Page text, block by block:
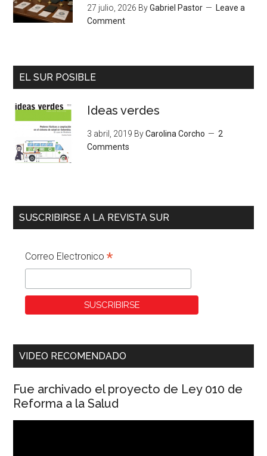
27 julio, 2026 ByGabriel Pastor
Leave a
Comment
EL SUR POSIBLE
Ideas verdes
3 abril, 2019 ByCarolina Corcho
2
Comments
SUSCRIBIRSE A LA REVISTA SUR
Correo Electronico*
VIDEO RECOMENDADO
Fue archivado el proyecto de Ley 010 de
Reforma a la Salud